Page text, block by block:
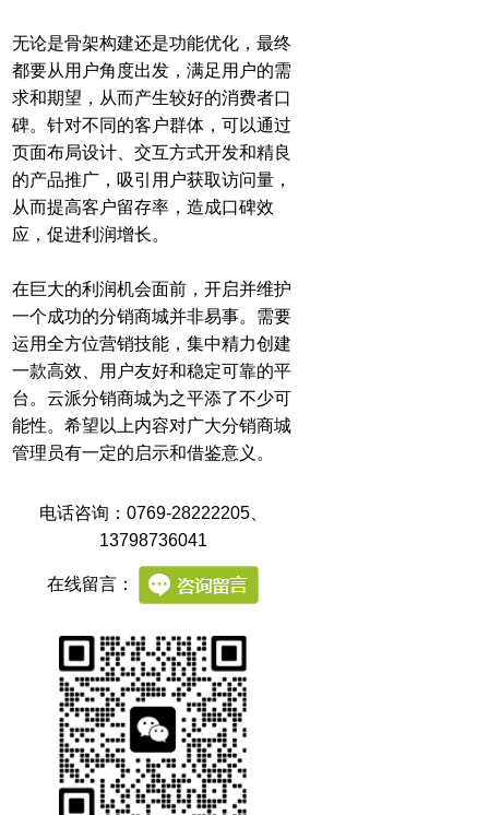
无论是骨架构建还是功能优化，最终
都要从用户角度出发，满足用户的需
求和期望，从而产生较好的消费者口
碑。针对不同的客户群体，可以通过
页面布局设计、交互方式开发和精良
的产品推广，吸引用户获取访问量，
从而提高客户留存率，造成口碑效
应，促进利润增长。
在巨大的利润机会面前，开启并维护
一个成功的分销商城并非易事。需要
运用全方位营销技能，集中精力创建
一款高效、用户友好和稳定可靠的平
台。云派分销商城为之平添了不少可
能性。希望以上内容对广大分销商城
管理员有一定的启示和借鉴意义。
电话咨询：0769-28222205、
13798736041
在线留言：